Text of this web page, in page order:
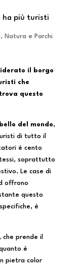
ha più turisti
, Natura e Parchi
il borgo
che
questo
del mondo,
di tutto il
è cento
soprattutto
Le case di
offrono
questo
è
prende il
è
pietra color